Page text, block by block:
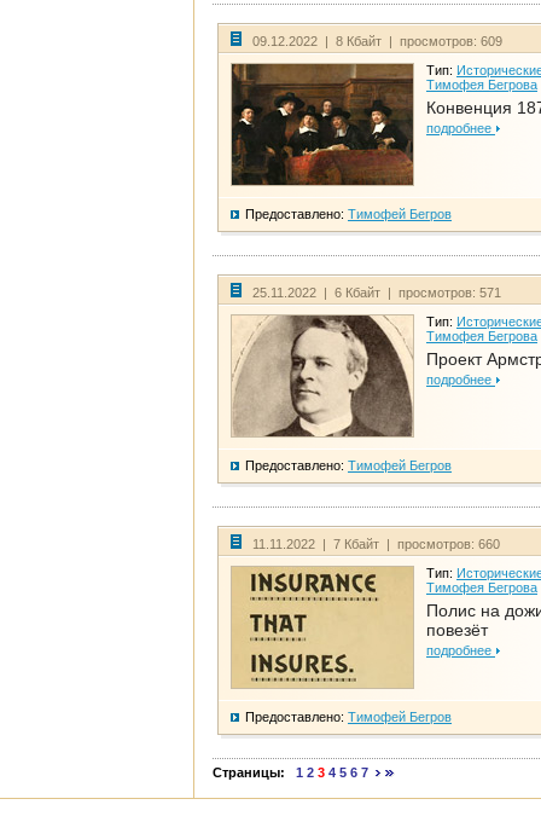
09.12.2022 | 8 Кбайт | просмотров: 609
Тип:
Тимофея Бегрова
Конвенция
подробнее
Предоставлено: Тимофей Бегров
25.11.2022 | 6 Кбайт | просмотров: 571
Тип:
Тимофея Бегрова
Проект
подробнее
Предоставлено: Тимофей Бегров
11.11.2022 | 7 Кбайт | просмотров: 660
Тип:
Тимофея Бегрова
Полис на
повезёт
подробнее
Предоставлено: Тимофей Бегров
Страницы: 1 2 3 4 5 6 7